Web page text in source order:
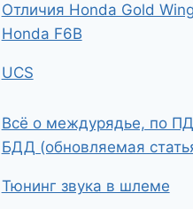
Отличия Honda Gold
Honda F6B
UCS
Всё о междурядье, по
БДД (обновляемая
Тюнинг звука в шлеме